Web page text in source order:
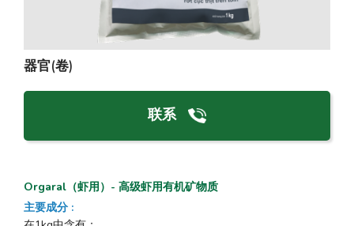
器官(卷)
联系
Orgaral（虾用）- 高级虾用有机矿物质
主要成分 :